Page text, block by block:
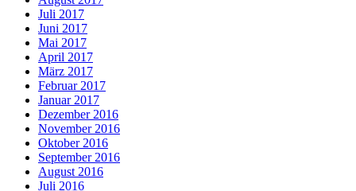
Juli 2017
Juni 2017
Mai 2017
April 2017
März 2017
Februar 2017
Januar 2017
Dezember 2016
November 2016
Oktober 2016
September 2016
August 2016
Juli 2016